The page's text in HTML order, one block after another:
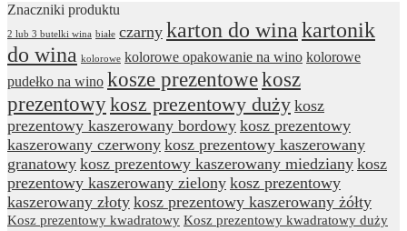
Znaczniki produktu
2 lub 3 butelki wina białe czarny karton do wina kartonik
do wina kolorowe kolorowe opakowanie na wino kolorowe
pudełko na wino kosze prezentowekosz
prezentowykosz prezentowy duży kosz
prezentowy kaszerowany bordowy kosz prezentowy
kaszerowany czerwony kosz prezentowy kaszerowany
granatowy kosz prezentowy kaszerowany miedziany kosz
prezentowy kaszerowany zielony kosz prezentowy
kaszerowany złoty kosz prezentowy kaszerowany żółty
Kosz prezentowy kwadratowy Kosz prezentowy kwadratowy duży